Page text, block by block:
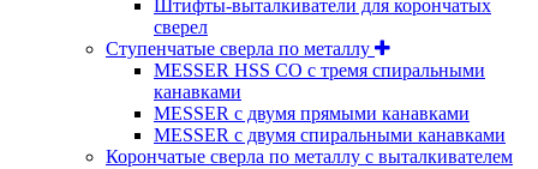
Штифты-выталкиватели для корончатых
сверел
Ступенчатые сверла по металлу
MESSER HSS CО с тремя спиральными
канавками
MESSER с двумя прямыми канавками
MESSER с двумя спиральными канавками
Корончатые сверла по металлу c выталкивателем